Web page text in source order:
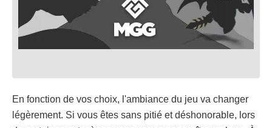
En fonction de vos choix, l'ambiance du jeu va changer
légèrement. Si vous êtes sans pitié et déshonorable, lors